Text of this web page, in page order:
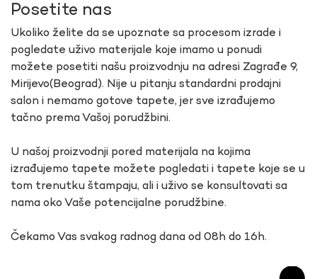
Posetite nas
Ukoliko želite da se upoznate sa procesom izrade i
pogledate uživo materijale koje imamo u ponudi
možete posetiti našu proizvodnju na adresi Zagrađe 9,
Mirijevo(Beograd). Nije u pitanju standardni prodajni
salon i nemamo gotove tapete, jer sve izrađujemo
tačno prema Vašoj porudžbini.
U našoj proizvodnji pored materijala na kojima
izrađujemo tapete možete pogledati i tapete koje se u
tom trenutku štampaju, ali i uživo se konsultovati sa
nama oko Vaše potencijalne porudžbine.
Čekamo Vas svakog radnog dana od 08h do 16h.